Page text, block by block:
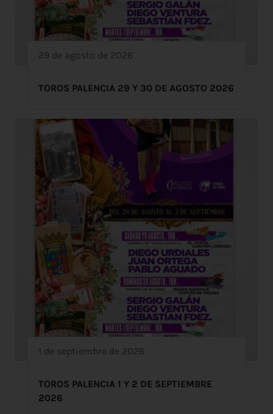
29 de agosto de 2026
TOROS PALENCIA 29 Y 30 DE AGOSTO 2026
1 de septiembre de 2026
TOROS PALENCIA 1 Y 2 DE SEPTIEMBRE
2026